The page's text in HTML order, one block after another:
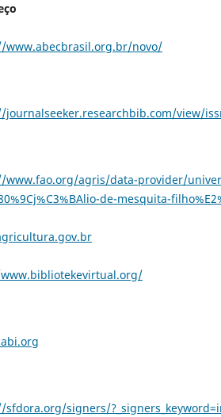
www.abecbrasil.org.br/novo/
journalseeker.researchbib.com/view/
www.fao.org/agris/data-provider/
de-mesquita-
sfdora.org/signers/